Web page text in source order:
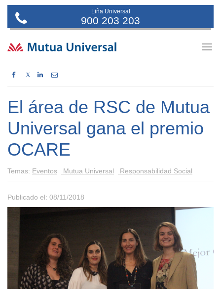
Liña Universal
900 203 203
X
El área de RSC de Mutua
Universal gana el premio
OCARE
Temas: Eventos Mutua Universal Responsabilidad Social
Publicado el: 08/11/2018